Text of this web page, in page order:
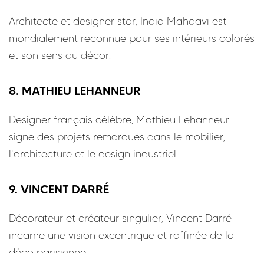
Architecte et designer star, India Mahdavi est
mondialement reconnue pour ses intérieurs colorés
et son sens du décor.
8. MATHIEU LEHANNEUR
Designer français célèbre, Mathieu Lehanneur
signe des projets remarqués dans le mobilier,
l'architecture et le design industriel.
9. VINCENT DARRÉ
Décorateur et créateur singulier, Vincent Darré
incarne une vision excentrique et raffinée de la